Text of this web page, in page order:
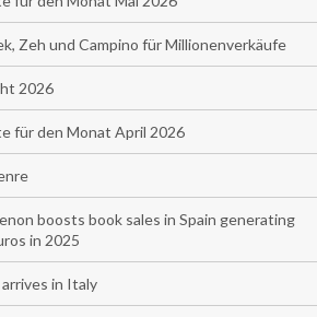
Zeh und Campino für Millionenverkäufe
2026
für den Monat April 2026
boosts book sales in Spain generating
in 2025
in Italy